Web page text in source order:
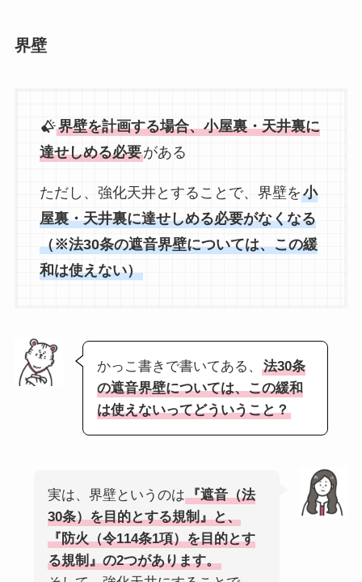
界壁
界壁を計画する場合、小屋裏・天井裏に
達せしめる必要がある
ただし、強化天井とすることで、界壁を小
屋裏・天井裏に達せしめる必要がなくなる
（※法30条の遮音界壁については、この緩
和は使えない）
かっこ書きで書いてある、
法30条
の遮音界壁については、この緩和
は使えないってどういうこと？
実は、界壁というのは『遮音（法
30条）を目的とする規制』と、
『防火（令114条1項）を目的とす
る規制』の2つがあります。